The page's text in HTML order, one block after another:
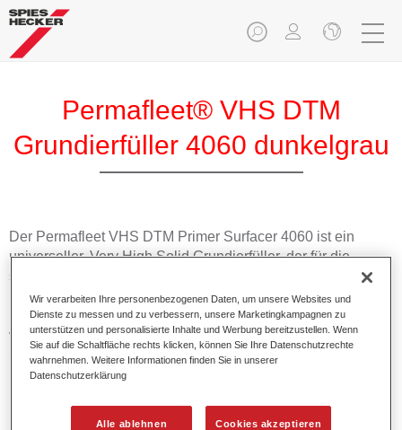
Permafleet® VHS DTM
Grundierfüller 4060 dunkelgrau
Der Permafleet VHS DTM Primer Surfacer 4060 ist ein
universeller, Very High Solid Grundierfüller, der für die
schnelle, effektive und effiziente Reparaturlackierung von
Nutzfahrzeugen entwickelt wurde. Geeignet für den direkten
Einsatz auf verschiedenen Metallsubstraten. Diese
vielseitige Grundierung kann als Nass-in-Nass und als
Schleiffüller verwendet werden.
VOC-konform.
Wir verarbeiten Ihre personenbezogenen Daten, um unsere Websites und
Dienste zu messen und zu verbessern, unsere Marketingkampagnen zu
unterstützen und personalisierte Inhalte und Werbung bereitzustellen. Wenn
Sie auf die Schaltfläche rechts klicken, können Sie Ihre Datenschutzrechte
wahrnehmen. Weitere Informationen finden Sie in unserer
Datenschutzerklärung
Alle ablehnen Cookies akzeptieren